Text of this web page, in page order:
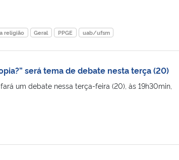
religião Geral PPGE uab/ufsm
será tema de debate nesta terça (20)
um debate nessa terça-feira (20), às 19h30min,